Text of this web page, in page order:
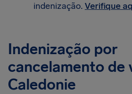
indenização. Verifique
Indenização por
cancelamento de
Caledonie